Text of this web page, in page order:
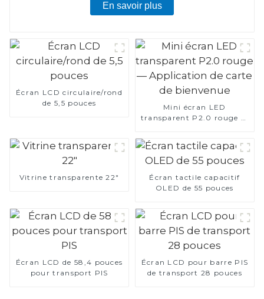
En savoir plus
Écran LCD circulaire/rond
de 5,5 pouces
Mini écran LED
transparent P2.0 rouge —
Vitrine transparente 22"
Écran tactile capacitif
OLED de 55 pouces
Écran LCD de 58,4 pouces
pour transport PIS
Écran LCD pour barre PIS
de transport 28 pouces